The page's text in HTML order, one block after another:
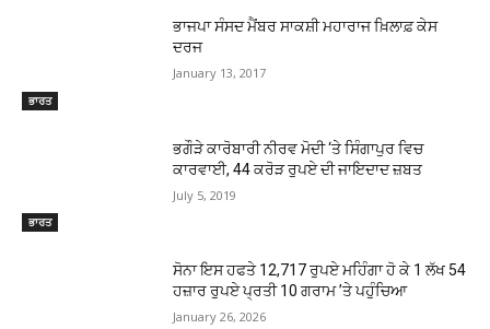
ਭਾਰਤ
ਭਾਜਪਾ ਸੰਸਦ ਮੈਂਬਰ ਸਾਕਸ਼ੀ ਮਹਾਰਾਜ ਖ਼ਿਲਾਫ਼ ਕੇਸ
ਦਰਜ
January 13, 2017
ਭਾਰਤ
ਭਗੌੜੇ ਕਾਰੋਬਾਰੀ ਨੀਰਵ ਮੋਦੀ ‘ਤੇ ਸਿੰਗਾਪੁਰ ਵਿਚ
ਕਾਰਵਾਈ, 44 ਕਰੋੜ ਰੁਪਏ ਦੀ ਜਾਇਦਾਦ ਜ਼ਬਤ
July 5, 2019
ਸੋਨਾ ਇਸ ਹਫਤੇ 12,717 ਰੁਪਏ ਮਹਿੰਗਾ ਹੋ ਕੇ 1 ਲੱਖ 54
ਹਜ਼ਾਰ ਰੁਪਏ ਪ੍ਰਤੀ 10 ਗਰਾਮ ’ਤੇ ਪਹੁੰਚਿਆ
January 26, 2026